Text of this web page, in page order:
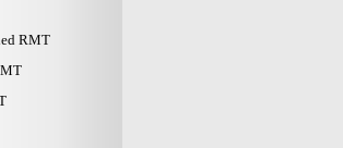
RMT